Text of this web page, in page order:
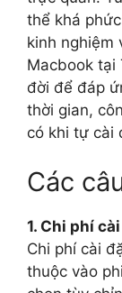
thể khá
kinh nghiệm
Macbook tại
đời để đáp
thời gian,
có khi tự cài
Các
1. Chi phí
Chi phí cài
thuộc vào